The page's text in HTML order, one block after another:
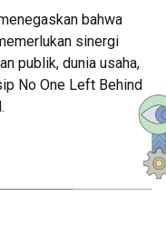
bahwa
sinergi
publik, dunia usaha,
No One Left Behind